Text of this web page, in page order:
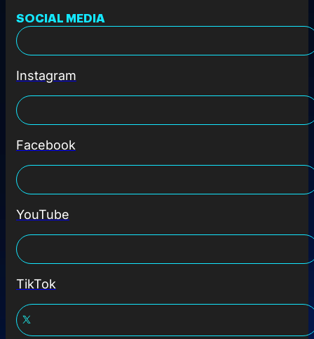
SOCIAL MEDIA
Instagram
Facebook
YouTube
TikTok